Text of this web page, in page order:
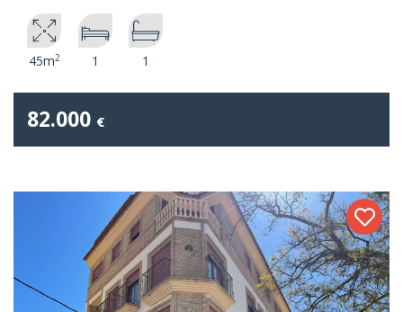
45m2 1 1
82.000 €